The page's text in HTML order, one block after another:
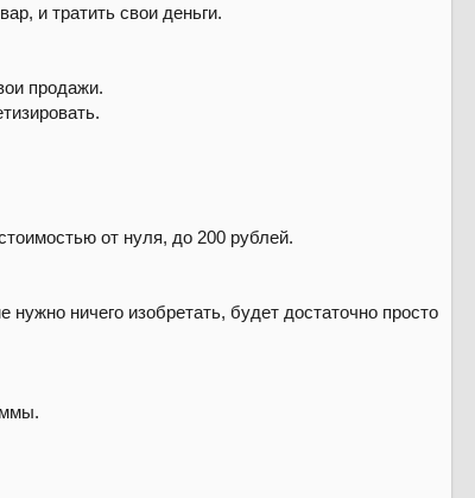
и тратить свои деньги.
продажи.
от нуля, до 200 рублей.
ничего изобретать, будет достаточно просто